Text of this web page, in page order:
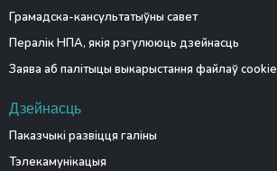
Грамадска-кансультатыўны савет
Пералік НПА, якія рэгулююць дзейнасць
Заява аб палітыцы выкарыстання файлаў cookie
Дзейнасць
Паказчыкі развіцця галіны
Тэлекамунікацыя